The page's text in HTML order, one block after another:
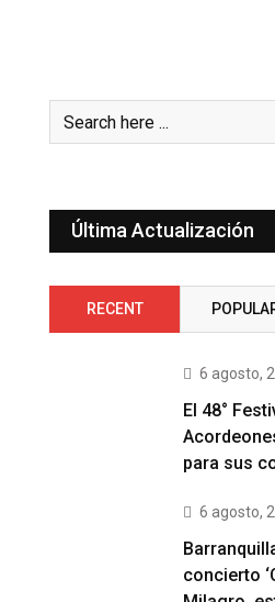
Última Actualización
RECENT
6 agosto,
El 48°
para sus
6 agosto,
concierto